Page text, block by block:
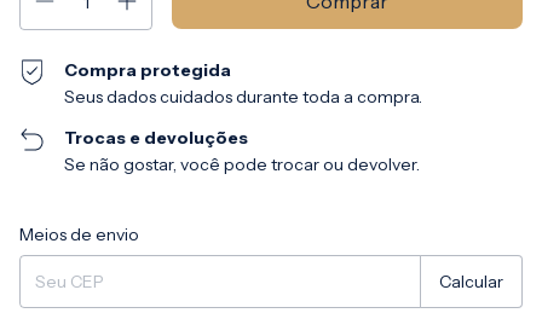
Compra protegida
Seus dados cuidados durante toda a compra.
Trocas e devoluções
Se não gostar, você pode trocar ou devolver.
Entregas para o CEP:
Meios de envio
Calcular